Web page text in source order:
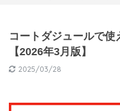
コートダジュールで
【2026年3月版】
2025/03/28